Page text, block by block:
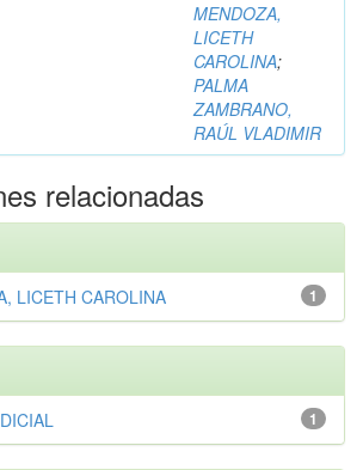
MENDOZA,
LICETH
CAROLINA;
PALMA
ZAMBRANO,
RAÚL VLADIMIR
relacionadas
1
LICETH CAROLINA
1